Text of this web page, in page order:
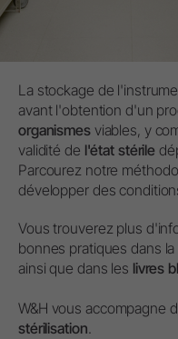
La stockage de
avant l'obtention d'un
organismes viables, y
validité de l'état stérile
Parcourez notre
développer des
Vous trouverez plus
bonnes pratiques dans
ainsi que dans les livres
W&H vous accompagne
stérilisation.